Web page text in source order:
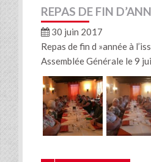
REPAS DE FIN
30 juin 2017
Repas de fin d »année à
Assemblée Générale le 9